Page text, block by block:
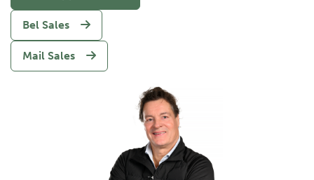
Bel Sales
Mail Sales